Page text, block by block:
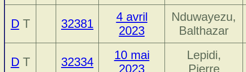
DT 32381
4 avril
2023
Nduwayezu,
Balthazar
DT 32334
10 mai
2023
Lepidi,
Pierre